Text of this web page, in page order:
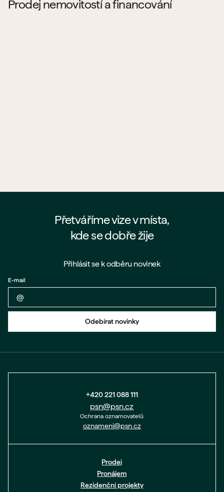
Prodej nemovitostí a financování
Přetváříme vize v místa,
kde se dobře žije
Zpět na formulář
Přihlásit se k odběru novinek
E-mail
Odebírat novinky
+420 221 088 111
psn@psn.cz
Ochrana oznamovatelů
oznameni@psn.cz
Prodej
Pronájem
Rezidenční projekty